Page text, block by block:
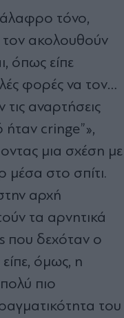
τόνο,
ακολουθούν
όπως είπε
φορές να τον…
αναρτήσεις
cringe”»,
μια σχέση με
μέσα στο σπίτι.
αρχή
τα αρνητικά
που δεχόταν ο
όμως, η
πιο
του